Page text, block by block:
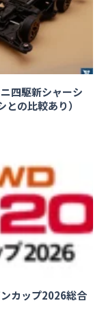
四駆新シャーシ
との比較あり）
カップ2026総合